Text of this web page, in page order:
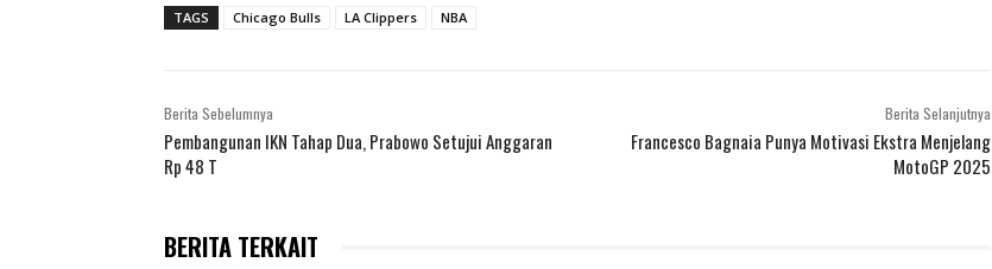
TAGS Chicago Bulls LA Clippers NBA
Berita Sebelumnya
Pembangunan IKN Tahap Dua, Prabowo Setujui Anggaran
Rp 48 T
Berita Selanjutnya
Francesco Bagnaia Punya Motivasi Ekstra Menjelang
MotoGP 2025
BERITA TERKAIT